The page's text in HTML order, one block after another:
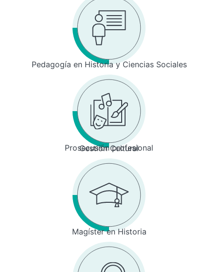
Pedagogía en Historia y Ciencias Sociales
Prosecusión profesional
Gestión Cultural
Magíster en Historia